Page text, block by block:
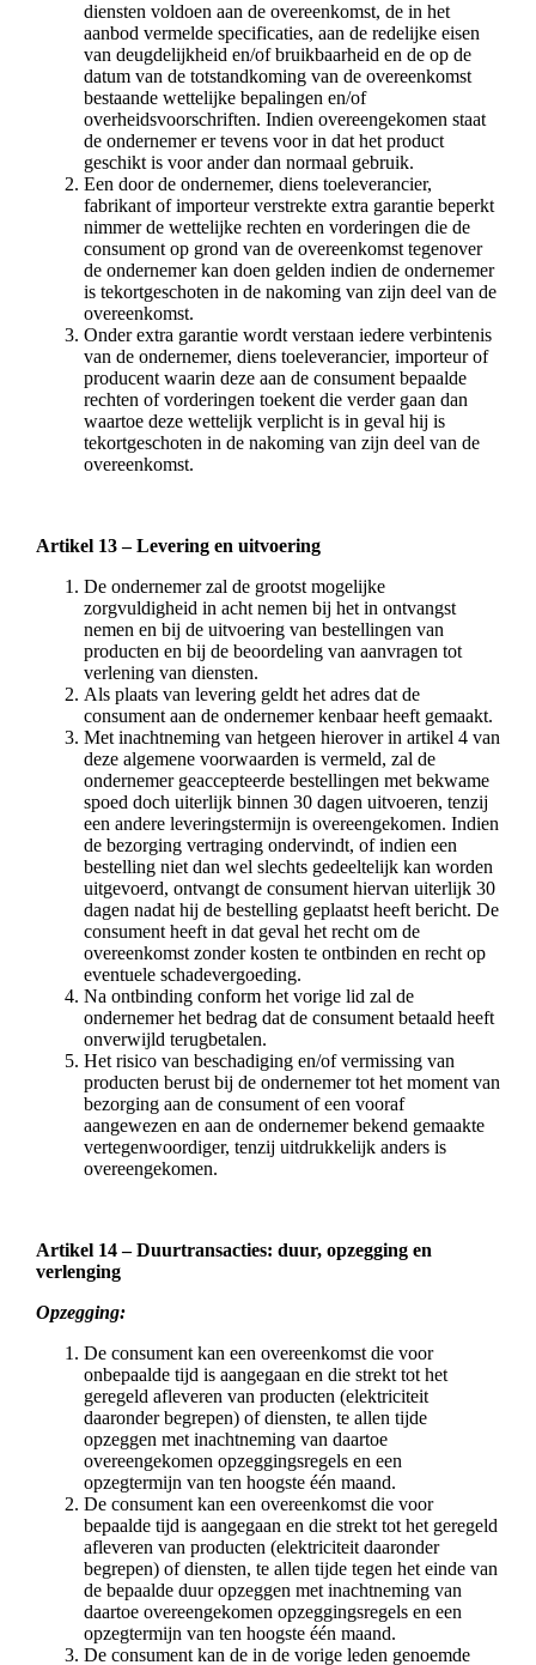
diensten voldoen aan de overeenkomst, de in het
aanbod vermelde specificaties, aan de redelijke eisen
van deugdelijkheid en/of bruikbaarheid en de op de
datum van de totstandkoming van de overeenkomst
bestaande wettelijke bepalingen en/of
overheidsvoorschriften. Indien overeengekomen staat
de ondernemer er tevens voor in dat het product
geschikt is voor ander dan normaal gebruik.
Een door de ondernemer, diens toeleverancier,
fabrikant of importeur verstrekte extra garantie beperkt
nimmer de wettelijke rechten en vorderingen die de
consument op grond van de overeenkomst tegenover
de ondernemer kan doen gelden indien de ondernemer
is tekortgeschoten in de nakoming van zijn deel van de
overeenkomst.
Onder extra garantie wordt verstaan iedere verbintenis
van de ondernemer, diens toeleverancier, importeur of
producent waarin deze aan de consument bepaalde
rechten of vorderingen toekent die verder gaan dan
waartoe deze wettelijk verplicht is in geval hij is
tekortgeschoten in de nakoming van zijn deel van de
overeenkomst.
Artikel 13 – Levering en uitvoering
De ondernemer zal de grootst mogelijke
zorgvuldigheid in acht nemen bij het in ontvangst
nemen en bij de uitvoering van bestellingen van
producten en bij de beoordeling van aanvragen tot
verlening van diensten.
Als plaats van levering geldt het adres dat de
consument aan de ondernemer kenbaar heeft gemaakt.
Met inachtneming van hetgeen hierover in artikel 4 van
deze algemene voorwaarden is vermeld, zal de
ondernemer geaccepteerde bestellingen met bekwame
spoed doch uiterlijk binnen 30 dagen uitvoeren, tenzij
een andere leveringstermijn is overeengekomen. Indien
de bezorging vertraging ondervindt, of indien een
bestelling niet dan wel slechts gedeeltelijk kan worden
uitgevoerd, ontvangt de consument hiervan uiterlijk 30
dagen nadat hij de bestelling geplaatst heeft bericht. De
consument heeft in dat geval het recht om de
overeenkomst zonder kosten te ontbinden en recht op
eventuele schadevergoeding.
Na ontbinding conform het vorige lid zal de
ondernemer het bedrag dat de consument betaald heeft
onverwijld terugbetalen.
Het risico van beschadiging en/of vermissing van
producten berust bij de ondernemer tot het moment van
bezorging aan de consument of een vooraf
aangewezen en aan de ondernemer bekend gemaakte
vertegenwoordiger, tenzij uitdrukkelijk anders is
overeengekomen.
Artikel 14 – Duurtransacties: duur, opzegging en
verlenging
Opzegging:
De consument kan een overeenkomst die voor
onbepaalde tijd is aangegaan en die strekt tot het
geregeld afleveren van producten (elektriciteit
daaronder begrepen) of diensten, te allen tijde
opzeggen met inachtneming van daartoe
overeengekomen opzeggingsregels en een
opzegtermijn van ten hoogste één maand.
De consument kan een overeenkomst die voor
bepaalde tijd is aangegaan en die strekt tot het geregeld
afleveren van producten (elektriciteit daaronder
begrepen) of diensten, te allen tijde tegen het einde van
de bepaalde duur opzeggen met inachtneming van
daartoe overeengekomen opzeggingsregels en een
opzegtermijn van ten hoogste één maand.
De consument kan de in de vorige leden genoemde